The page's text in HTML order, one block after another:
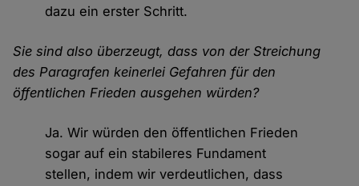
dazu ein erster Schritt.
Sie sind also überzeugt, dass von der Streichung
des Paragrafen keinerlei Gefahren für den
öffentlichen Frieden ausgehen würden?
Ja. Wir würden den öffentlichen Frieden
sogar auf ein stabileres Fundament
stellen, indem wir verdeutlichen, dass